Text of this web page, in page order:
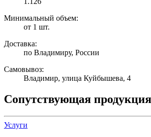
Минимальный объем:
от 1 шт.
Доставка:
по Владимиру, России
Самовывоз:
Владимир, улица Куйбышева, 4
Сопутствующая
Услуги